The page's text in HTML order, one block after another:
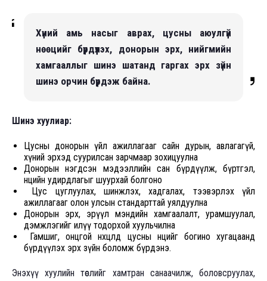
Хүний амь насыг аврах, цусны аюулгүй
нөөцийг бүрдүүлэх, донорын эрх, нийгмийн
хамгааллыг шинэ шатанд гаргах эрх зүйн
шинэ орчин бүрдэж байна.
Шинэ хуулиар:
Цусны донорын үйл ажиллагааг сайн дурын, авлагагүй,
хүний эрхэд суурилсан зарчмаар зохицуулна
Донорын нэгдсэн мэдээллийн сан бүрдүүлж, бүртгэл,
нөөцийн удирдлагыг шуурхай болгоно
Цус цуглуулах, шинжлэх, хадгалах, тээвэрлэх үйл
ажиллагааг олон улсын стандарттай уялдуулна
Донорын эрх, эрүүл мэндийн хамгаалалт, урамшуулал,
дэмжлэгийг илүү тодорхой хуульчилна
Гамшиг, онцгой нөхцөлд цусны нөөцийг богино хугацаанд
бүрдүүлэх эрх зүйн боломж бүрдэнэ.
Энэхүү хуулийн төслийг хамтран санаачилж, боловсруулах,